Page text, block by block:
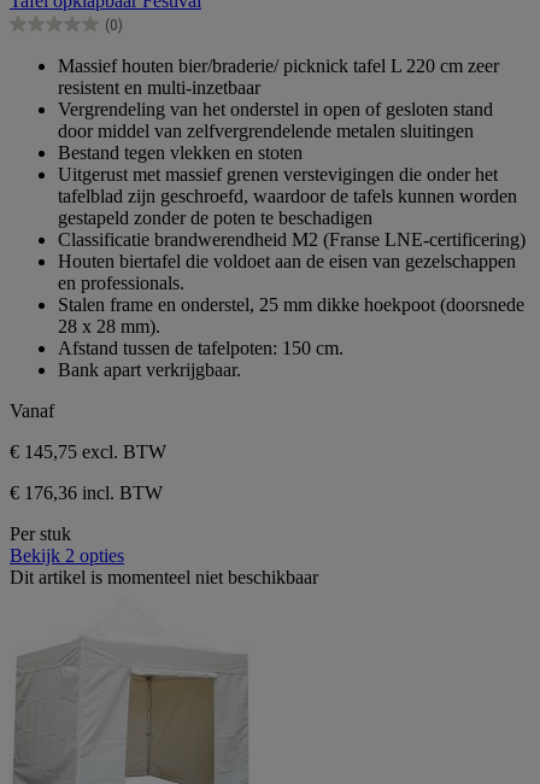
de
5
(0)
0.0
sterren.
Massief houten bier/braderie/ picknick tafel L 220 cm zeer
resistent en multi-inzetbaar
Vergrendeling van het onderstel in open of gesloten stand
door middel van zelfvergrendelende metalen sluitingen
Bestand tegen vlekken en stoten
Uitgerust met massief grenen verstevigingen die onder het
tafelblad zijn geschroefd, waardoor de tafels kunnen worden
gestapeld zonder de poten te beschadigen
Classificatie brandwerendheid M2 (Franse LNE-certificering)
Houten biertafel die voldoet aan de eisen van gezelschappen
en professionals.
Stalen frame en onderstel, 25 mm dikke hoekpoot (doorsnede
28 x 28 mm).
Afstand tussen de tafelpoten: 150 cm.
Bank apart verkrijgbaar.
Vanaf
€ 145,75 excl. BTW
€ 176,36 incl. BTW
Per stuk
Bekijk 2 opties
Dit artikel is momenteel niet beschikbaar